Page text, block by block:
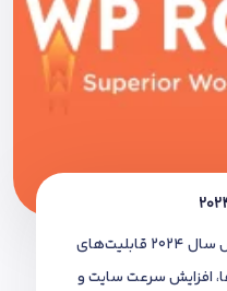
بهترین افزونه های کش وردپرس سال 2024 قابلیت‌های
افزایش سرعت سایت و